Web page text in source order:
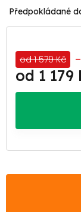
od 1 579 Kč
od 1 179